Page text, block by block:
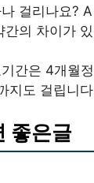
걸리나요?
간의 차이가
간은 4개월
지도 걸립니
좋은글